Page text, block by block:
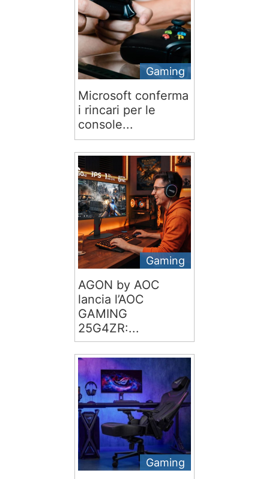
Gaming
Microsoft conferma
i rincari per le
console...
Gaming
AGON by AOC
lancia l’AOC
GAMING
25G4ZR:...
Gaming